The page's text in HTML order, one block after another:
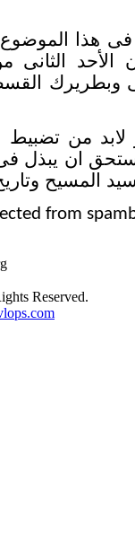
فى هذا
الثانى
وبطريرك
لابد من تضبيط
ان يبذل
المسيح
from
Reserved.